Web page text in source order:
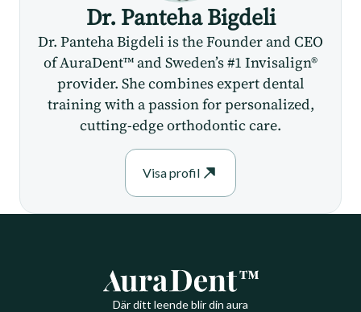
Dr. Panteha Bigdeli
Dr. Panteha Bigdeli is the Founder and CEO
of AuraDent™ and Sweden’s #1 Invisalign®
provider. She combines expert dental
training with a passion for personalized,
cutting-edge orthodontic care.
Visa profil
Där ditt leende blir din aura